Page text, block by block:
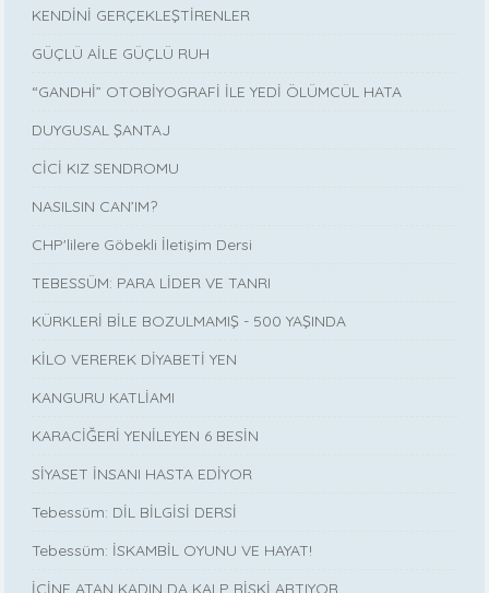
KENDİNİ GERÇEKLEŞTİRENLER
GÜÇLÜ AİLE GÜÇLÜ RUH
“GANDHİ” OTOBİYOGRAFİ İLE YEDİ ÖLÜMCÜL HATA
DUYGUSAL ŞANTAJ
CİCİ KIZ SENDROMU
NASILSIN CAN’IM?
CHP'lilere Göbekli İletişim Dersi
TEBESSÜM: PARA LİDER VE TANRI
KÜRKLERİ BİLE BOZULMAMIŞ - 500 YAŞINDA
KİLO VEREREK DİYABETİ YEN
KANGURU KATLİAMI
KARACİĞERİ YENİLEYEN 6 BESİN
SİYASET İNSANI HASTA EDİYOR
Tebessüm: DİL BİLGİSİ DERSİ
Tebessüm: İSKAMBİL OYUNU VE HAYAT!
İÇİNE ATAN KADIN DA KALP RİSKİ ARTIYOR